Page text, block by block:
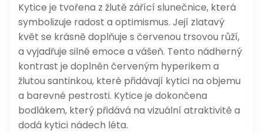
Kytice je tvořena z žlutě zářící slunečnice, která
symbolizuje radost a optimismus. Její zlatavý
květ se krásně doplňuje s červenou trsovou růží,
a vyjadřuje silné emoce a vášeň. Tento nádherný
kontrast je doplněn červeným hyperikem a
žlutou santinkou, které přidávají kytici na objemu
a barevné pestrosti. Kytice je dokončena
bodlákem, který přidává na vizuální atraktivitě a
dodá kytici nádech léta.